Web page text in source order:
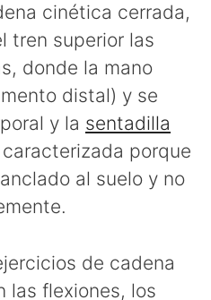
cinética cerrada,
tren superior las
donde la mano
distal) y se
y la sentadilla
caracterizada porque
al suelo y no
de cadena
las flexiones, los